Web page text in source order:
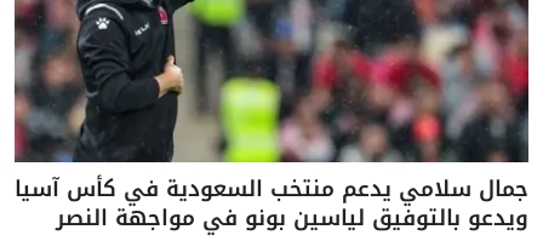
جمال سلامي يدعم منتخب السعودية في كأس آسيا
ويدعو بالتوفيق لياسين بونو في مواجهة النصر